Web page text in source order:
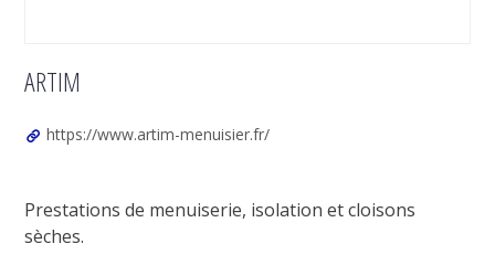
ARTIM
https://www.artim-menuisier.fr/
Prestations de menuiserie, isolation et cloisons
sèches.